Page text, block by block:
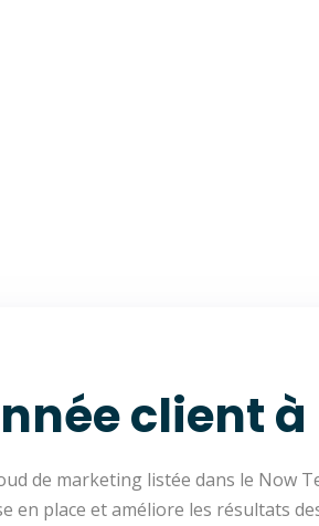
client
de marketing listée dans le Now
en place et améliore les résultats